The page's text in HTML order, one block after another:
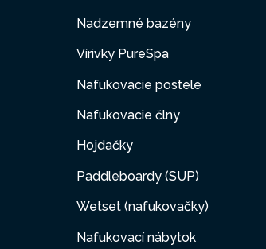
Nadzemné bazény
Vírivky PureSpa
Nafukovacie postele
Nafukovacie člny
Hojdačky
Paddleboardy (SUP)
Wetset (nafukovačky)
Nafukovací nábytok